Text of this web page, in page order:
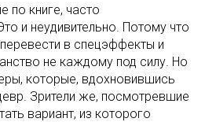
по книге, часто
и неудивительно. Потому что
в спецэффекты и
не каждому под силу. Но
которые, вдохновившись
Зрители же, посмотревшие
вариант, из которого